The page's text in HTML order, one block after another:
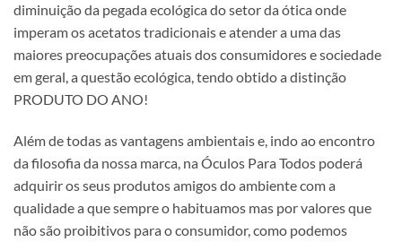
diminuição da pegada ecológica do setor da ótica onde
imperam os acetatos tradicionais e atender a uma das
maiores preocupações atuais dos consumidores e sociedade
em geral, a questão ecológica, tendo obtido a distinção
PRODUTO DO ANO!
Além de todas as vantagens ambientais e, indo ao encontro
da filosofia da nossa marca, na Óculos Para Todos poderá
adquirir os seus produtos amigos do ambiente com a
qualidade a que sempre o habituamos mas por valores que
não são proibitivos para o consumidor, como podemos